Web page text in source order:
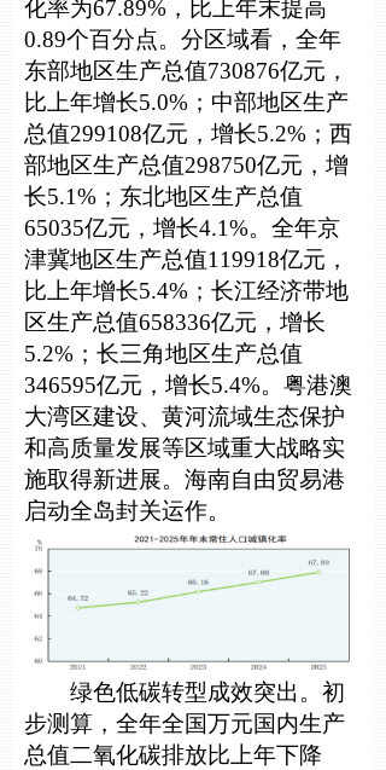
化率为67.89%，比上年末提高
0.89个百分点。分区域看，全年
东部地区生产总值730876亿元，
比上年增长5.0%；中部地区生产
总值299108亿元，增长5.2%；西
部地区生产总值298750亿元，增
长5.1%；东北地区生产总值
65035亿元，增长4.1%。全年京
津冀地区生产总值119918亿元，
比上年增长5.4%；长江经济带地
区生产总值658336亿元，增长
5.2%；长三角地区生产总值
346595亿元，增长5.4%。粤港澳
大湾区建设、黄河流域生态保护
和高质量发展等区域重大战略实
施取得新进展。海南自由贸易港
启动全岛封关运作。
绿色低碳转型成效突出。初
步测算，全年全国万元国内生产
总值二氧化碳排放比上年下降